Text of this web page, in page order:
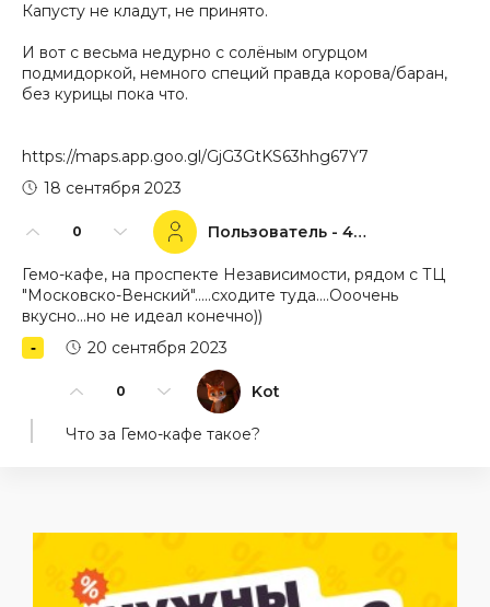
Капусту не кладут, не принято.
И вот с весьма недурно с солёным огурцом
подмидоркой, немного специй правда корова/баран,
без курицы пока что.
https://maps.app.goo.gl/GjG3GtKS63hhg67Y7
0 Пользователь - 43893
18 сентября 2023
Гемо-кафе, на проспекте Независимости, рядом с ТЦ
"Московско-Венский".....сходите туда....Ооочень
вкусно...но не идеал конечно))
0 Kot
20 сентября 2023
Что за Гемо-кафе такое?